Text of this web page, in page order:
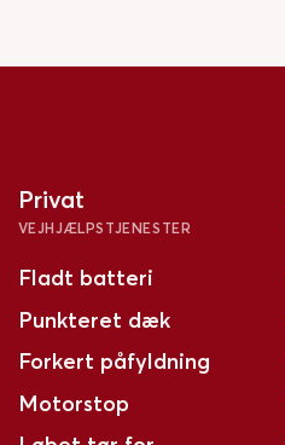
Privat
VEJHJÆLPSTJENESTER
Fladt batteri
Punkteret dæk
Forkert påfyldning
Motorstop